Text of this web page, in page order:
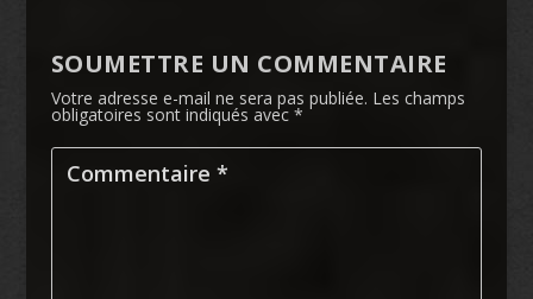
SOUMETTRE UN COMMENTAIRE
Votre adresse e-mail ne sera pas publiée. Les champs
obligatoires sont indiqués avec *